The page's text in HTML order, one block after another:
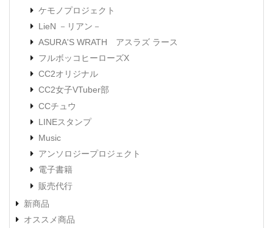
ケモノプロジェクト
LieN －リアン－
ASURA'S WRATH アスラズ ラース
フルボッコヒーローズX
CC2オリジナル
CC2女子VTuber部
CCチュウ
LINEスタンプ
Music
アンソロジープロジェクト
電子書籍
販売代行
新商品
オススメ商品